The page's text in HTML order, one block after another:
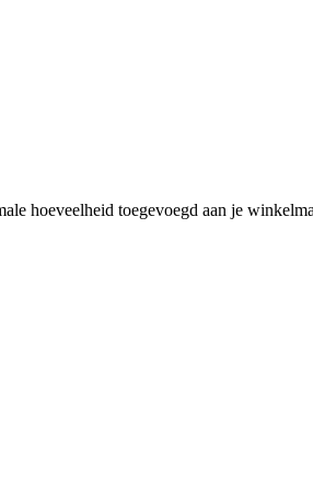
hoeveelheid toegevoegd aan je